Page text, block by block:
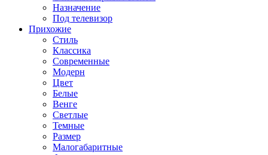
Назначение
Под телевизор
Прихожие
Стиль
Классика
Современные
Модерн
Цвет
Белые
Венге
Светлые
Темные
Размер
Малогабаритные